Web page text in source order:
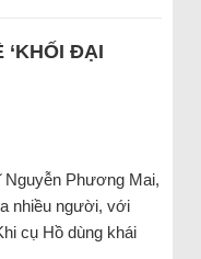
‘KHỐI ĐẠI
Nguyễn Phương Mai,
nhiều người, với
cụ Hồ dùng khái